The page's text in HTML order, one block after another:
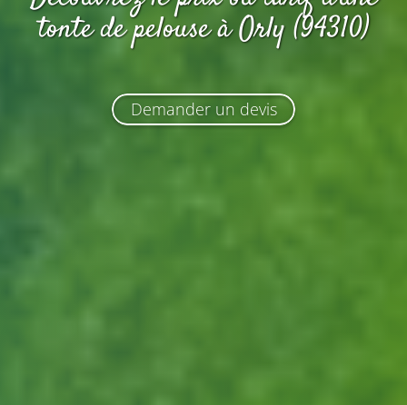
tonte de pelouseà Orly (94310)
Demander un devis